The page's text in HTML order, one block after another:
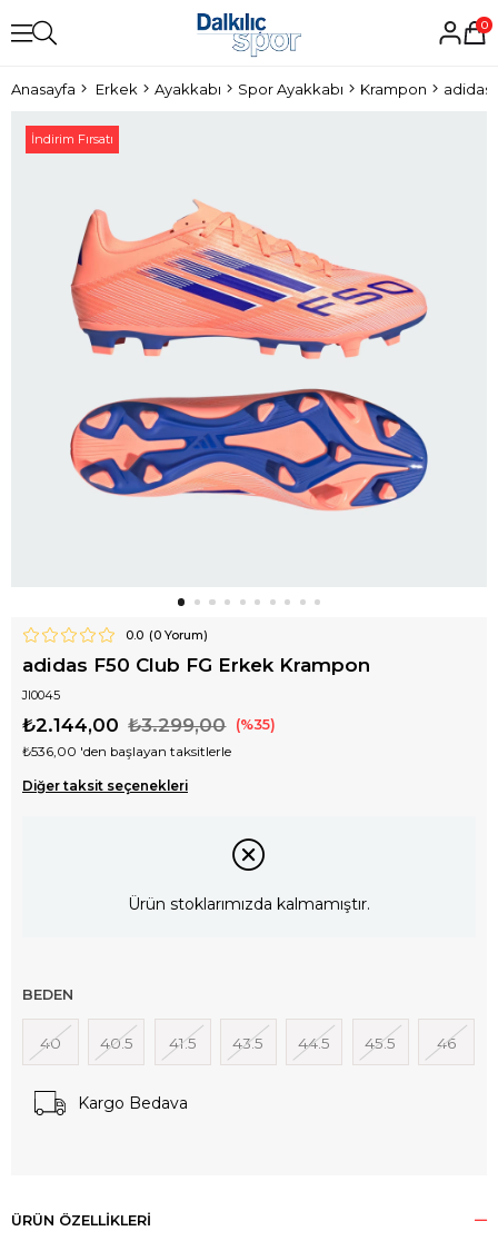
0
Anasayfa Erkek Ayakkabı Spor Ayakkabı Krampon adidas
İndirim Fırsatı
0.0 (0Yorum)
adidas F50 Club FG Erkek Krampon
JI0045
₺3.299,00
₺2.144,00 35
₺536,00 'den başlayan taksitlerle
Diğer taksit seçenekleri
Ürün stoklarımızda kalmamıştır.
BEDEN
40 40.5 41.5 43.5 44.5 45.5 46
Kargo Bedava
ÜRÜN ÖZELLIKLERI